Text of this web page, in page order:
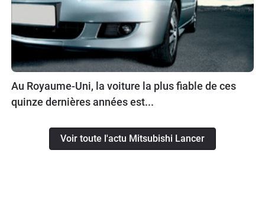
Au Royaume-Uni, la voiture la plus fiable de ces
quinze dernières années est...
Voir toute l'actu Mitsubishi Lancer